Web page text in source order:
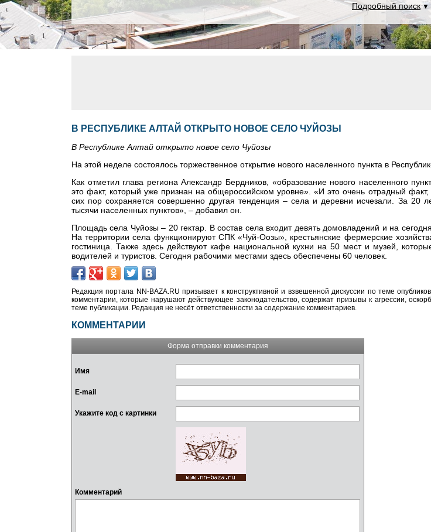
Подробный поиск▼
В РЕСПУБЛИКЕ АЛТАЙ ОТКРЫТО НОВОЕ СЕЛО ЧУЙОЗЫ
В Республике Алтай открыто новое село Чуйозы
На этой неделе состоялось торжественное открытие нового населенного пункта в
Как отметил глава региона Александр Бердников, «образование нового населенного
это факт, который уже признан на общероссийском уровне». «И это очень отрадный
сих пор сохраняется совершенно другая тенденция – села и деревни исчезали. За 20
тысячи населенных пунктов», – добавил он.
Площадь села Чуйозы – 20 гектар. В состав села входит девять домовладений и на
На территории села функционируют СПК «Чуй-Оозы», крестьянские фермерские
гостиница. Также здесь действуют кафе национальной кухни на 50 мест и музей,
водителей и туристов. Сегодня рабочими местами здесь обеспечены 60 человек.
Редакция портала NN-BAZA.RU призывает к конструктивной и взвешенной дискуссии по теме
комментарии, которые нарушают действующее законодательство, содержат призывы к агрессии,
теме публикации. Редакция не несёт ответственности за содержание комментариев.
КОММЕНТАРИИ
Форма отправки комментария
Имя
E-mail
Укажите код с картинки
Комментарий